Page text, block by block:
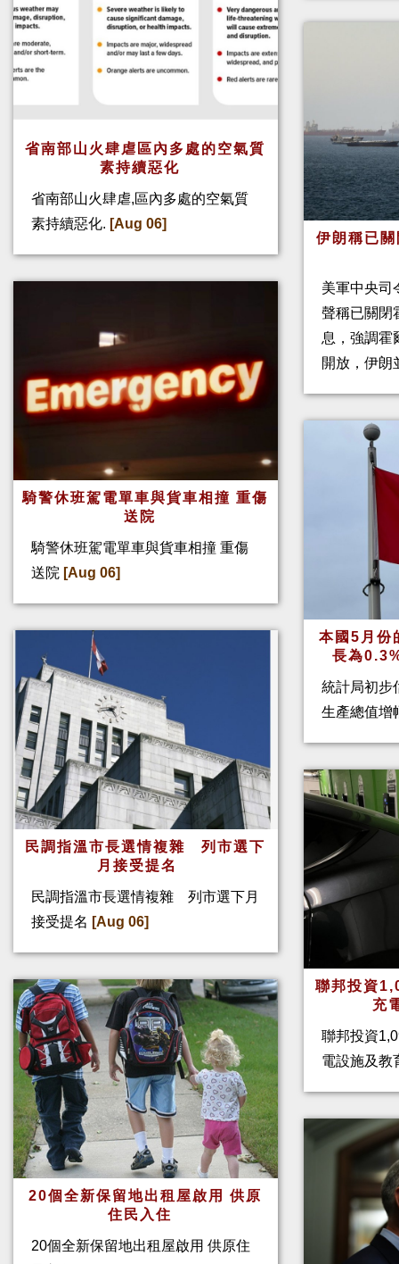
省南部山火肆虐區內多處的空氣質
素持續惡化
省南部山火肆虐,區內多處的空氣質
素持續惡化. [Aug 06]
騎警休班駕電單車與貨車相撞 重傷
送院
騎警休班駕電單車與貨車相撞 重傷
送院 [Aug 06]
民調指溫市長選情複雜 列市選下
月接受提名
民調指溫市長選情複雜 列市選下月
接受提名 [Aug 06]
20個全新保留地出租屋啟用 供原
住民入住
20個全新保留地出租屋啟用 供原住
伊朗稱已
美軍中央司
聲稱已關閉
息，強調霍
開放，伊
本國5月份
長為
統計局初步
生產總值增
聯邦投資
充
聯邦投資
電設施及教